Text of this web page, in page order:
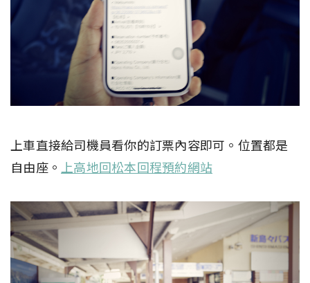
上車直接給司機員看你的訂票內容即可。位置都是
自由座。 上高地回松本回程預約網站